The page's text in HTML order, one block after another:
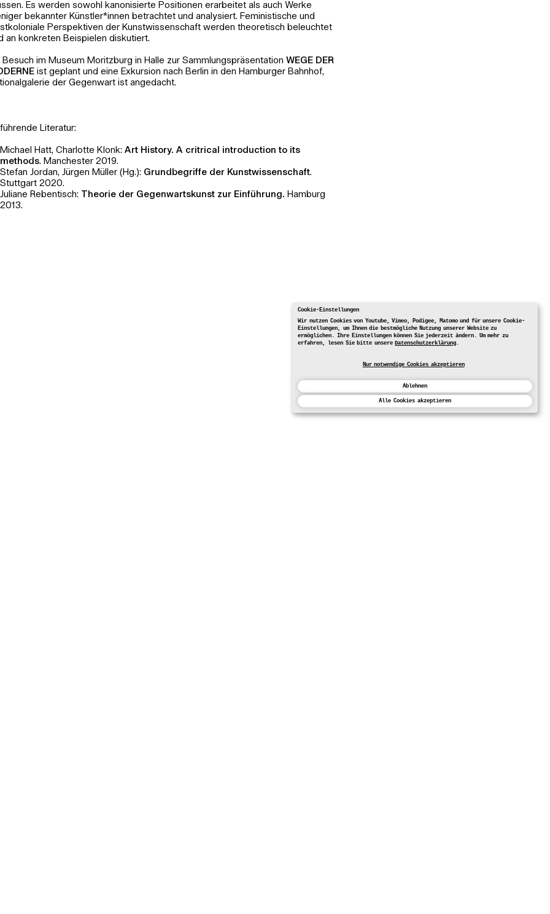
Cookie-Einstellungen
Wir nutzen Cookies von Youtube, Vimeo, Podigee, Matomo und für unsere Cookie-
Einstellungen, um Ihnen die bestmögliche Nutzung unserer Website zu
ermöglichen. Ihre Einstellungen können Sie jederzeit ändern. Um mehr zu
erfahren, lesen Sie bitte unsereDatenschutzerklärung.
Nur notwendige Cookies akzeptieren
Ablehnen
Alle Cookies akzeptieren
Es werden sowohl kanonisierte Positionen erarbeitet als auch Werke
bekannter Künstler*innen betrachtet und analysiert. Feministische und
Perspektiven der Kunstwissenschaft werden theoretisch beleuchtet
an konkreten Beispielen diskutiert.
Besuch im Museum Moritzburg in Halle zur Sammlungspräsentation WEGE DER
ist geplant und eine Exkursion nach Berlin in den Hamburger Bahnhof,
der Gegenwart ist angedacht.
Literatur:
Michael Hatt, Charlotte Klonk: Art History. A critrical introduction to its
methods. Manchester 2019.
Stefan Jordan, Jürgen Müller (Hg.): Grundbegriffe der Kunstwissenschaft.
Stuttgart 2020.
Juliane Rebentisch: Theorie der Gegenwartskunst zur Einführung. Hamburg
2013.